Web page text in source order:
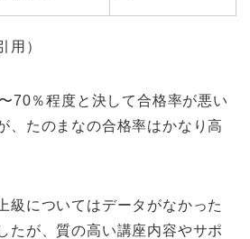
用）
70％程度と決して合格率が悪い
、たのまなの合格率はかなり高
級についてはデータがなかった
たが、質の高い講座内容やサポ